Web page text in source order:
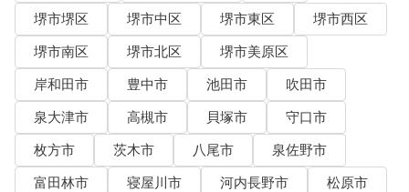
堺市堺区
堺市中区 堺市東区
堺市西区
堺市南区
堺市北区
堺市美原区
岸和田市
豊中市 池田市
吹田市
泉大津市
高槻市 貝塚市
守口市
枚方市
茨木市 八尾市
泉佐野市
富田林市
寝屋川市 河内長野市
松原市